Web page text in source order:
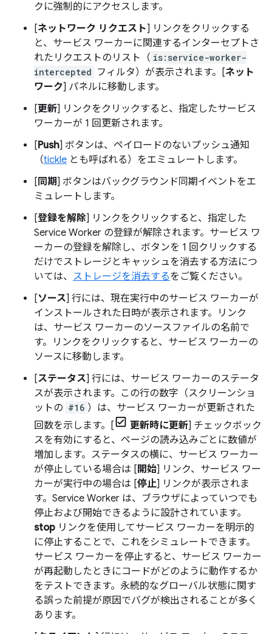
クに強制的にアクセスします。
[ネットワーク リクエスト] リンクをクリックする
と、サービス ワーカーに関連するインターセプトさ
れたリクエストのリスト（ is:service-worker-
intercepted フィルタ）が表示されます。[ネット
ワーク] パネルに移動します。
[更新] リンクをクリックすると、指定したサービス
ワーカーが 1 回更新されます。
[Push] ボタンは、ペイロードのないプッシュ通知
（tickle とも呼ばれる）をエミュレートします。
[ 同期] ボタンはバックグラウンド同期イベントをエ
ミュレートします。
[登録を解除] リンクをクリックすると、指定した
Service Worker の登録が解除されます。サービス ワ
ーカーの登録を解除し、ボタンを 1 回クリックする
だけでストレージとキャッシュを消去する方法につ
いては、 ストレージを消去するをご覧ください。
[ソース] 行には、現在実行中のサービス ワーカーが
インストールされた日時が表示されます。リンク
は、サービス ワーカーのソースファイルの名前で
す。リンクをクリックすると、サービス ワーカーの
ソースに移動します。
[ステータス] 行には、サービス ワーカーのステータ
スが表示されます。この行の数字（スクリーンショ
ットの #16 ）は、サービス ワーカーが更新された
回数を示します。[
更新時に更新] チェックボック
スを有効にすると、ページの読み込みごとに数値が
増加します。ステータスの横に、サービス ワーカー
が停止している場合は [ 開始] リンク、サービス ワー
カーが実行中の場合は [停止] リンクが表示されま
す。Service Worker は、ブラウザによっていつでも
停止および開始できるように設計されています。
stop リンクを使用してサービス ワーカーを明示的
に停止することで、これをシミュレートできます。
サービス ワーカーを停止すると、サービス ワーカー
が再起動したときにコードがどのように動作するか
をテストできます。永続的なグローバル状態に関す
る誤った前提が原因でバグが検出されることが多く
あります。